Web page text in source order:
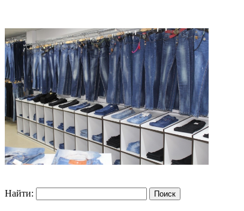
Найти: